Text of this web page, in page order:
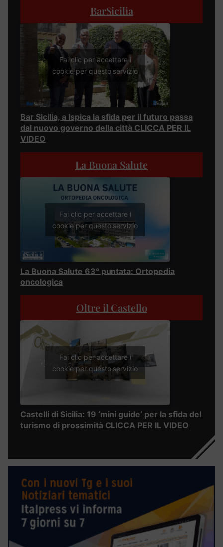
BarSicilia
Fai clic per accettare i
cookie per questo servizio
Bar Sicilia, a Ispica la sfida per il futuro passa
dal nuovo governo della città CLICCA PER IL
VIDEO
La Buona Salute
Fai clic per accettare i
cookie per questo servizio
La Buona Salute 63° puntata: Ortopedia
oncologica
Oltre il Castello
Fai clic per accettare i
cookie per questo servizio
Castelli di Sicilia: 19 ‘mini guide’ per la sfida del
turismo di prossimità CLICCA PER IL VIDEO